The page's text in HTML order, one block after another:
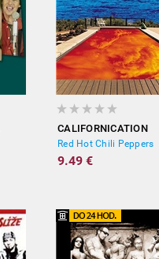
CALIFORNICATION
Red Hot Chili Peppers
9.49 €